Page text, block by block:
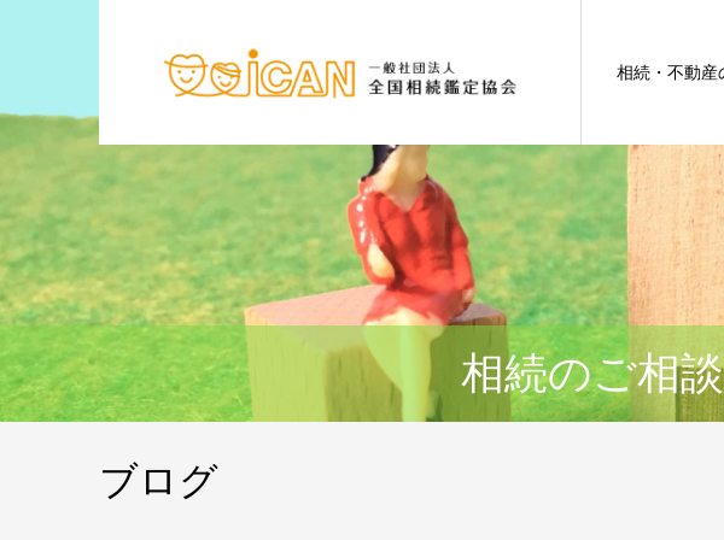
相続・不動産
相続のご相
ブログ